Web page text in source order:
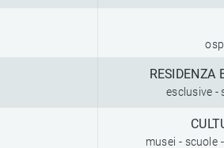
esclusive -
musei - scuole